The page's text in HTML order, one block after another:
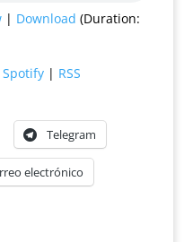
| Download (Duration:
Spotify| RSS
Telegram
electrónico